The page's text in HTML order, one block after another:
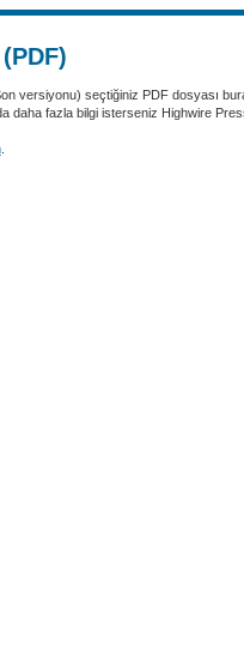
versiyonu) seçtiğiniz PDF dosyası
daha fazla bilgi isterseniz Highwire
.